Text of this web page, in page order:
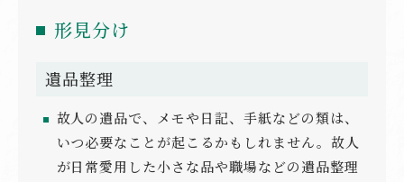
形見分け
遺品整理
故人の遺品で、メモや日記、手紙などの類は、
いつ必要なことが起こるかもしれません。故人
が日常愛用した小さな品や職場などの遺品整理